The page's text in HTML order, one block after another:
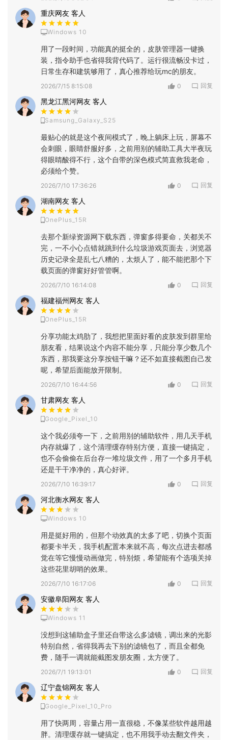
重庆网友 客人
Windows 10
用了一段时间，功能真的挺全的，皮肤管理器一键换
装，指令助手也省得我背代码了。运行很流畅没卡过，
日常生存和建筑够用了，真心推荐给玩mc的朋友。
2026/7/15 8:15:08 0 回复
黑龙江黑河网友 客人
Samsung_Galaxy_S25
最贴心的就是这个夜间模式了，晚上躺床上玩，屏幕不
会刺眼，眼睛舒服好多，之前用别的辅助工具大半夜玩
得眼睛酸得不行，这个自带的深色模式简直救我老命，
必须给个赞。
2026/7/10 17:36:26 0 回复
湖南网友 客人
OnePlus_15R
去那个新绿资源网下载东西，弹窗多得要命，关都关不
完，一不小心点错就跳到什么垃圾游戏页面去，浏览器
历史记录全是乱七八糟的，太烦人了，能不能把那个下
载页面的弹窗好好管管啊。
2026/7/10 16:14:08 0 回复
福建福州网友 客人
OnePlus_15R
分享功能太鸡肋了，我想把里面好看的皮肤发到群里给
朋友看，结果说这个内容不能分享，只能分享少数几个
东西，那我要这分享按钮干嘛？还不如直接截图自己发
呢，希望后面能放开限制。
2026/7/10 16:44:56 0 回复
甘肃网友 客人
Google_Pixel_10
这个我必须夸一下，之前用别的辅助软件，用几天手机
内存就爆了，这个清理缓存特别方便，直接一键搞定，
也不会偷偷在后台存一堆垃圾文件，用了一个多月手机
还是干干净净的，真心好评。
2026/7/10 16:39:17 0 回复
河北衡水网友 客人
Windows 10
用是挺好用的，但那个动效真的太多了吧，切换个页面
都要卡半天，我手机配置本来就不高，每次点进去都感
觉在等它慢慢动画做完，特别烦，希望能有个选项关掉
这些花里胡哨的效果。
2026/7/10 16:17:06 0 回复
安徽阜阳网友 客人
Windows 11
没想到这辅助盒子里还自带这么多滤镜，调出来的光影
特别自然，省得我再去下别的滤镜包了，而且全都免
费，随手一调就能截图发朋友圈，太方便了。
2026/7/1 19:13:01 0 回复
辽宁盘锦网友 客人
Google_Pixel_10_Pro
用了快两周，容量占用一直很稳，不像某些软件越用越
胖。清理缓存就一键搞定，也不用我手动去翻文件夹，